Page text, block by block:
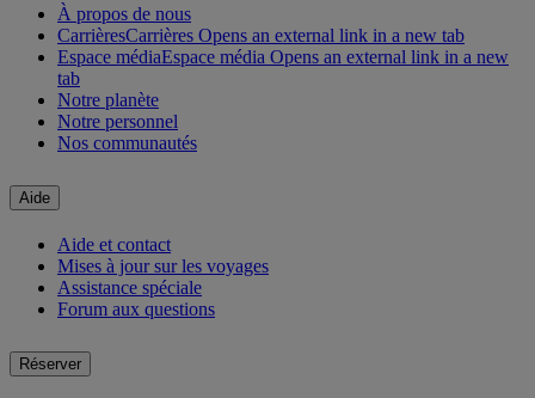
À propos de nous
CarrièresCarrières Opens an external link in a new tab
Espace médiaEspace média Opens an external link in a new
tab
Notre planète
Notre personnel
Nos communautés
Aide
Aide et contact
Mises à jour sur les voyages
Assistance spéciale
Forum aux questions
Réserver